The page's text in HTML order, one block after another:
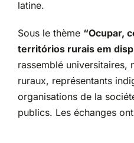
latine.
Sous le thème “Ocupar,
territórios rurais em
rassemblé universitaires,
ruraux, représentants
organisations de la
publics. Les échanges